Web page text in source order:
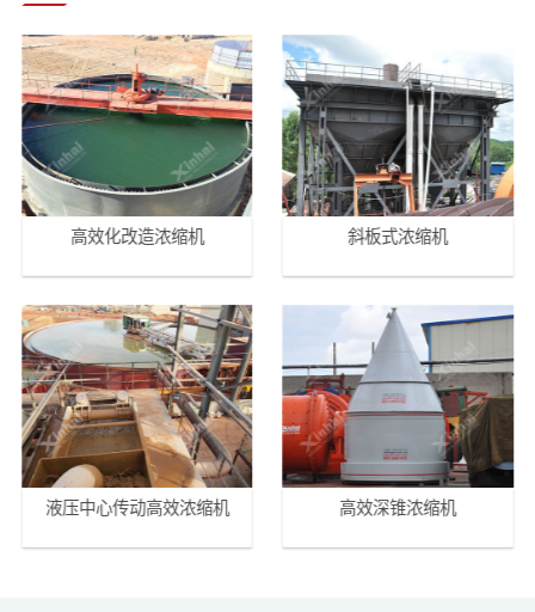
高效化改造浓缩机 斜板式浓缩机
液压中心传动高效浓缩机 高效深锥浓缩机